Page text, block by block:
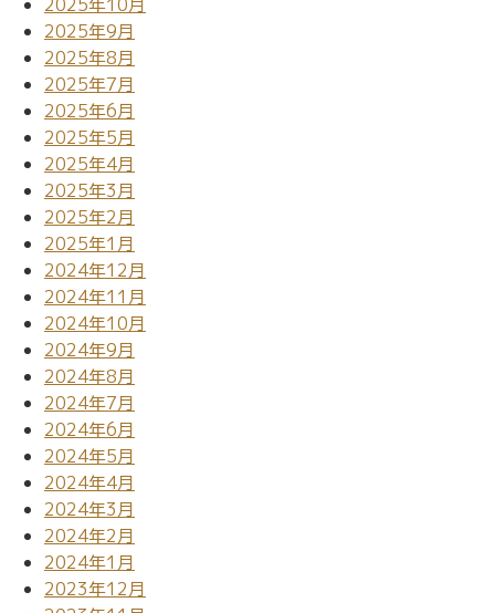
2025年9月
2025年8月
2025年7月
2025年6月
2025年5月
2025年4月
2025年3月
2025年2月
2025年1月
2024年12月
2024年11月
2024年10月
2024年9月
2024年8月
2024年7月
2024年6月
2024年5月
2024年4月
2024年3月
2024年2月
2024年1月
2023年12月